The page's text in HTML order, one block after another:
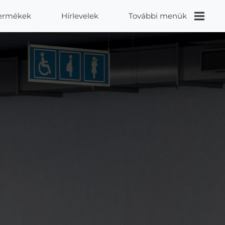
Hírlevelek További menük